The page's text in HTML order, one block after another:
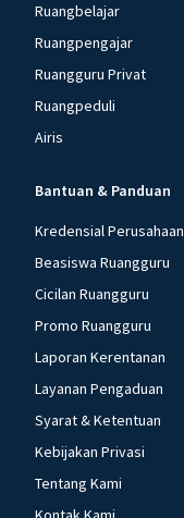
Ruangbelajar
Ruangpengajar
Ruangguru Privat
Ruangpeduli
Airis
Bantuan & Panduan
Kredensial Perusahaan
Beasiswa Ruangguru
Cicilan Ruangguru
Promo Ruangguru
Laporan Kerentanan
Layanan Pengaduan
Syarat & Ketentuan
Kebijakan Privasi
Tentang Kami